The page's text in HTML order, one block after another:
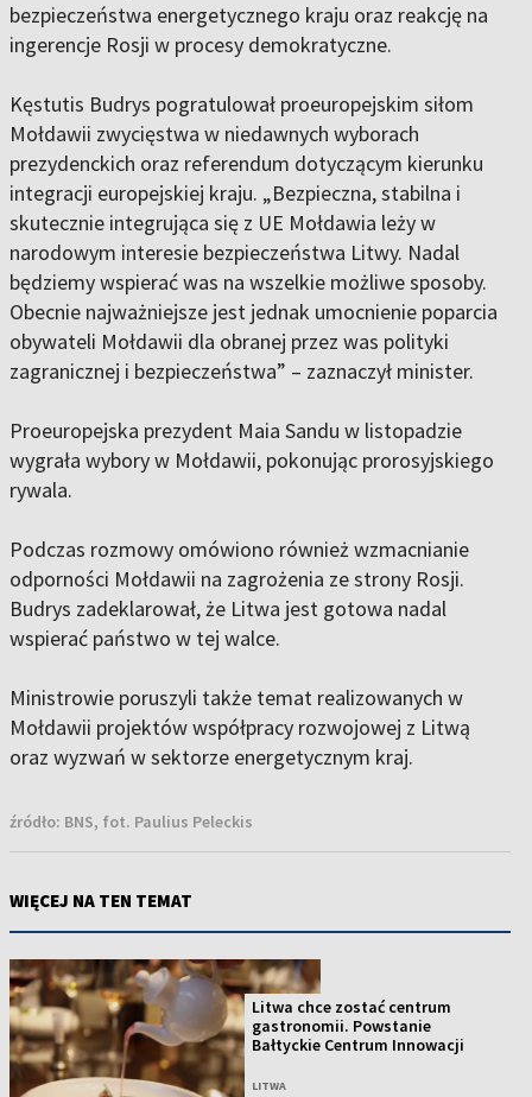
bezpieczeństwa energetycznego kraju oraz reakcję na
ingerencje Rosji w procesy demokratyczne.
Kęstutis Budrys pogratulował proeuropejskim siłom
Mołdawii zwycięstwa w niedawnych wyborach
prezydenckich oraz referendum dotyczącym kierunku
integracji europejskiej kraju. „Bezpieczna, stabilna i
skutecznie integrująca się z UE Mołdawia leży w
narodowym interesie bezpieczeństwa Litwy. Nadal
będziemy wspierać was na wszelkie możliwe sposoby.
Obecnie najważniejsze jest jednak umocnienie poparcia
obywateli Mołdawii dla obranej przez was polityki
zagranicznej i bezpieczeństwa” – zaznaczył minister.
Proeuropejska prezydent Maia Sandu w listopadzie
wygrała wybory w Mołdawii, pokonując prorosyjskiego
rywala.
Podczas rozmowy omówiono również wzmacnianie
odporności Mołdawii na zagrożenia ze strony Rosji.
Budrys zadeklarował, że Litwa jest gotowa nadal
wspierać państwo w tej walce.
Ministrowie poruszyli także temat realizowanych w
Mołdawii projektów współpracy rozwojowej z Litwą
oraz wyzwań w sektorze energetycznym kraj.
źródło: BNS, fot. Paulius Peleckis
WIĘCEJ NA TEN TEMAT
Litwa chce zostać centrum
gastronomii. Powstanie
Bałtyckie Centrum Innowacji
LITWA